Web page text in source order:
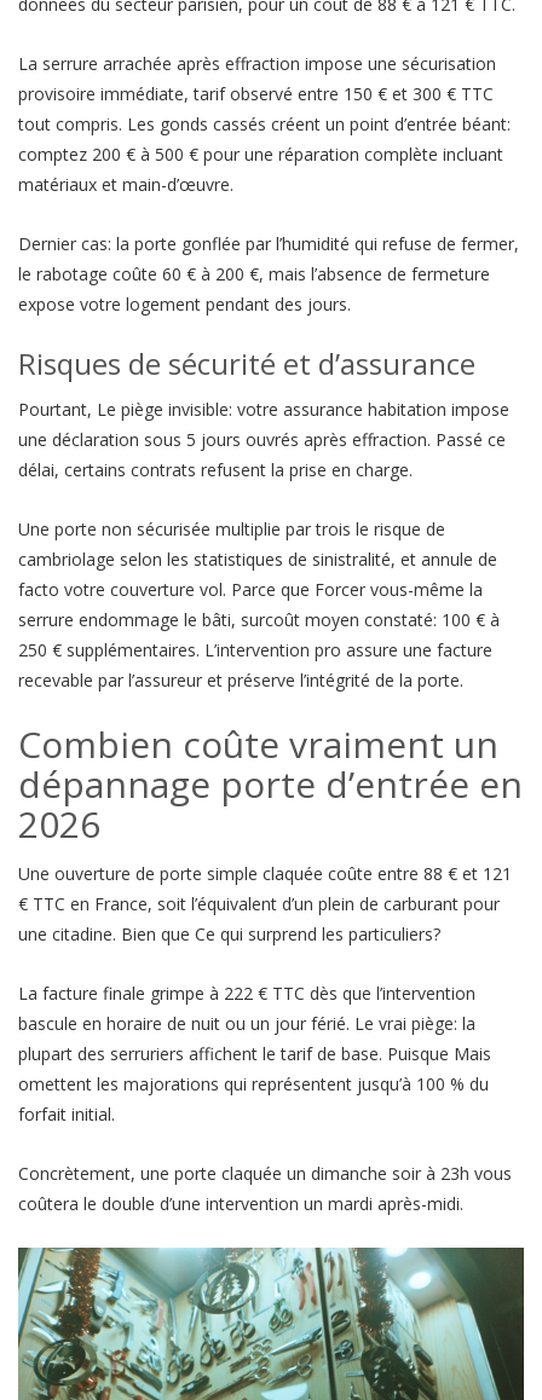
données du secteur parisien, pour un coût de 88 € à 121 € TTC.
La serrure arrachée après effraction impose une sécurisation
provisoire immédiate, tarif observé entre 150 € et 300 € TTC
tout compris. Les gonds cassés créent un point d’entrée béant:
comptez 200 € à 500 € pour une réparation complète incluant
matériaux et main-d’œuvre.
Dernier cas: la porte gonflée par l’humidité qui refuse de fermer,
le rabotage coûte 60 € à 200 €, mais l’absence de fermeture
expose votre logement pendant des jours.
Risques de sécurité et d’assurance
Pourtant, Le piège invisible: votre assurance habitation impose
une déclaration sous 5 jours ouvrés après effraction. Passé ce
délai, certains contrats refusent la prise en charge.
Une porte non sécurisée multiplie par trois le risque de
cambriolage selon les statistiques de sinistralité, et annule de
facto votre couverture vol. Parce que Forcer vous-même la
serrure endommage le bâti, surcoût moyen constaté: 100 € à
250 € supplémentaires. L’intervention pro assure une facture
recevable par l’assureur et préserve l’intégrité de la porte.
Combien coûte vraiment un
dépannage porte d’entrée en
2026
Une ouverture de porte simple claquée coûte entre 88 € et 121
€ TTC en France, soit l’équivalent d’un plein de carburant pour
une citadine. Bien que Ce qui surprend les particuliers?
La facture finale grimpe à 222 € TTC dès que l’intervention
bascule en horaire de nuit ou un jour férié. Le vrai piège: la
plupart des serruriers affichent le tarif de base. Puisque Mais
omettent les majorations qui représentent jusqu’à 100 % du
forfait initial.
Concrètement, une porte claquée un dimanche soir à 23h vous
coûtera le double d’une intervention un mardi après-midi.